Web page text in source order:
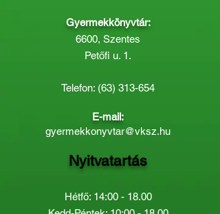
Gyermekkönyvtár:
6600, Szentes
Petőfi u. 1.
Telefon: (63) 313-654
E-mail:
gyermekkonyvtar@vksz.hu
Nyitvatartás
Hétfő: 14:00 - 18.00